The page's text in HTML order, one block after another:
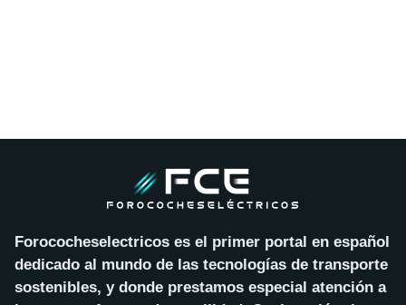
Forococheselectricos es el primer portal en español
dedicado al mundo de las tecnologías de transporte
sostenibles, y donde prestamos especial atención a